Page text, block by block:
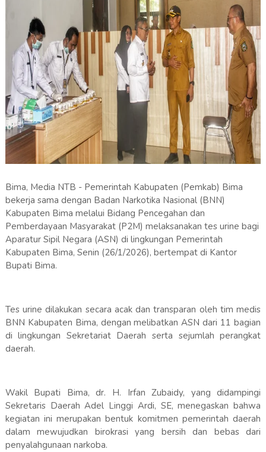
Bima, Media NTB - Pemerintah Kabupaten (Pemkab) Bima
bekerja sama dengan Badan Narkotika Nasional (BNN)
Kabupaten Bima melalui Bidang Pencegahan dan
Pemberdayaan Masyarakat (P2M) melaksanakan tes urine bagi
Aparatur Sipil Negara (ASN) di lingkungan Pemerintah
Kabupaten Bima, Senin (26/1/2026), bertempat di Kantor
Bupati Bima.
Tes urine dilakukan secara acak dan transparan oleh tim medis
BNN Kabupaten Bima, dengan melibatkan ASN dari 11 bagian
di lingkungan Sekretariat Daerah serta sejumlah perangkat
daerah.
Wakil Bupati Bima, dr. H. Irfan Zubaidy, yang didampingi
Sekretaris Daerah Adel Linggi Ardi, SE, menegaskan bahwa
kegiatan ini merupakan bentuk komitmen pemerintah daerah
dalam mewujudkan birokrasi yang bersih dan bebas dari
penyalahgunaan narkoba.